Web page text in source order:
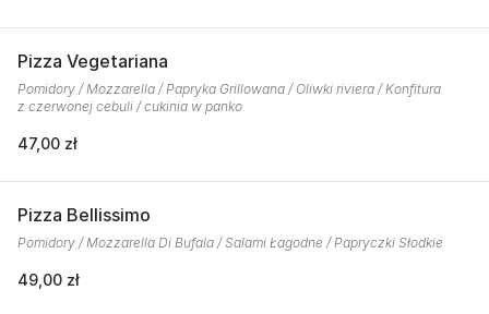
Pizza Vegetariana
Pomidory / Mozzarella / Papryka Grillowana / Oliwki riviera / Konfitura
z czerwonej cebuli / cukinia w panko
47,00 zł
Pizza Bellissimo
Pomidory / Mozzarella Di Bufala / Salami Łagodne / Papryczki Słodkie
49,00 zł